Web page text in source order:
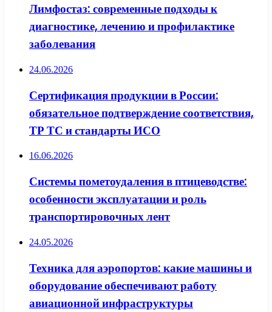
Лимфостаз: современные подходы к
диагностике, лечению и профилактике
заболевания
24.06.2026
Сертификация продукции в России:
обязательное подтверждение соответствия,
ТР ТС и стандарты ИСО
16.06.2026
Системы пометоудаления в птицеводстве:
особенности эксплуатации и роль
транспортировочных лент
24.05.2026
Техника для аэропортов: какие машины и
оборудование обеспечивают работу
авиационной инфраструктуры